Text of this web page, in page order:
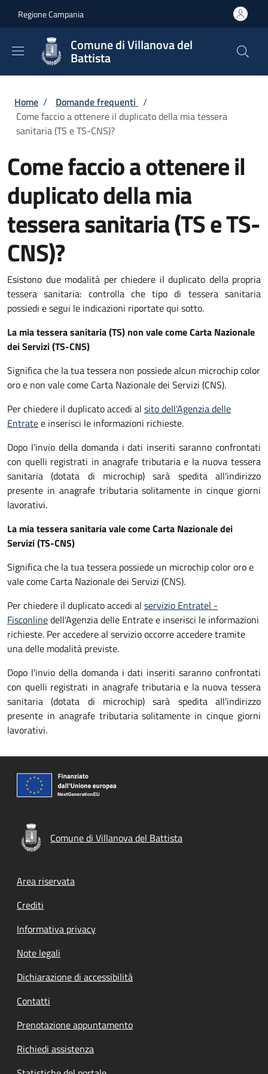
Regione Campania
Comune di Villanova del
Battista
Briciole di pane
Home / Domande frequenti /
Come faccio a ottenere il duplicato della mia tessera
sanitaria (TS e TS-CNS)?
Come faccio a ottenere il
duplicato della mia
tessera sanitaria (TS e TS-
CNS)?
Esistono due modalità per chiedere il duplicato della propria
tessera sanitaria: controlla che tipo di tessera sanitaria
possiedi e segui le indicazioni riportate qui sotto.
La mia tessera sanitaria (TS) non vale come Carta Nazionale
dei Servizi (TS-CNS)
Significa che la tua tessera non possiede alcun microchip color
oro e non vale come Carta Nazionale dei Servizi (CNS).
Per chiedere il duplicato accedi al sito dell'Agenzia delle
Entratee inserisci le informazioni richieste.
Dopo l'invio della domanda i dati inseriti saranno confrontati
con quelli registrati in anagrafe tributaria e la nuova tessera
sanitaria (dotata di microchip) sarà spedita all'indirizzo
presente in anagrafe tributaria solitamente in cinque giorni
lavorativi.
La mia tessera sanitaria vale come Carta Nazionale dei
Servizi (TS-CNS)
Significa che la tua tessera possiede un microchip color oro e
vale come Carta Nazionale dei Servizi (CNS).
Per chiedere il duplicato accedi al servizio Entratel -
Fisconlinedell'Agenzia delle Entrate e inserisci le informazioni
richieste. Per accedere al servizio occorre accedere tramite
una delle modalità previste.
Dopo l'invio della domanda i dati inseriti saranno confrontati
con quelli registrati in anagrafe tributaria e la nuova tessera
sanitaria (dotata di microchip) sarà spedita all'indirizzo
presente in anagrafe tributaria solitamente in cinque giorni
lavorativi.
Comune di Villanova del Battista
Footer menu
Area riservata
Crediti
Informativa privacy
Note legali
Dichiarazione di accessibilità
Contatti
Prenotazione appuntamento
Richiedi assistenza